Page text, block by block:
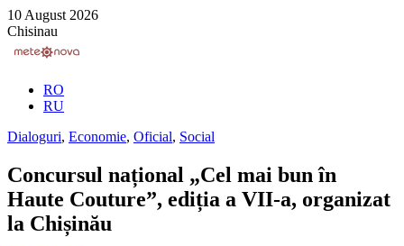
10 August 2026
Chisinau
RO
RU
Dialoguri, Economie, Oficial, Social
Concursul național „Cel mai bun în
Haute Couture”, ediția a VII-a, organizat
la Chișinău